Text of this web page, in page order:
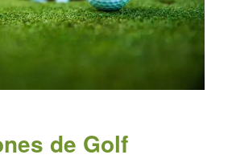
de Golf